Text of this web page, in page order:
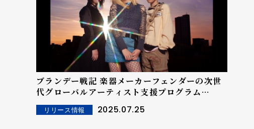
ブランデー戦記 楽器メーカーフェンダーの次世
代グローバルアーティスト支援プログラム
『Fender Next』 2025年度選出アーティストに
ブランデー戦記が選出決定！
リリース情報 2025.07.25